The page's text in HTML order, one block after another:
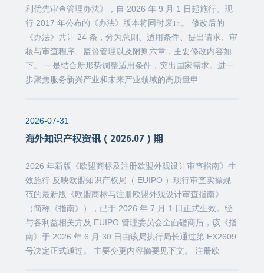
利优先审查管理办法》，自 2026 年 9 月 1 日起施行。现
行 2017 年公布的《办法》版本将同时废止。 修改后的
《办法》共计 24 条，分为总则、适用条件、提出请求、审
核与审查程序、监督管理以及附则六章，主要修改内容如
下。 一是结合新形势调整适用条件，突出国家需求。进一
步聚焦服务新兴产业和未来产业领域的高质量申
2026-07-31
海外知识产权资讯（2026.07）期
2026 年新版《欧盟商标及注册欧盟外观设计审查指南》生
效施行 反映欧盟知识产权局（ EUIPO ）现行审查实操规
范的最新版《欧盟商标与注册欧盟外观设计审查指南》
（简称《指南》），已于 2026 年 7 月 1 日正式生效。经
与各利益相关方及 EUIPO 管理委员会全面磋商后，该《指
南》于 2026 年 6 月 30 日由该局执行局长通过第 EX2609
号决定正式通过。 主要变更内容摘要见下文。 注册欧